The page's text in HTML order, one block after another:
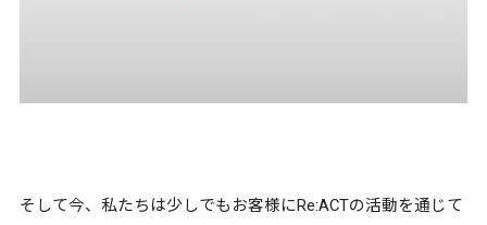
そして今、私たちは少しでもお客様にRe:ACTの活動を通じて